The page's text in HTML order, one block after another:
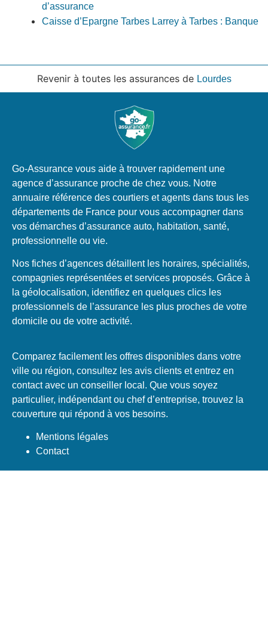
d’assurance
Caisse d’Epargne Tarbes Larrey à Tarbes : Banque
Revenir à toutes les assurances de Lourdes
Go-Assurance vous aide à trouver rapidement une
agence d’assurance proche de chez vous. Notre
annuaire référence des courtiers et agents dans tous les
départements de France pour vous accompagner dans
vos démarches d’assurance auto, habitation, santé,
professionnelle ou vie.
Nos fiches d’agences détaillent les horaires, spécialités,
compagnies représentées et services proposés. Grâce à
la géolocalisation, identifiez en quelques clics les
professionnels de l’assurance les plus proches de votre
domicile ou de votre activité.
Comparez facilement les offres disponibles dans votre
ville ou région, consultez les avis clients et entrez en
contact avec un conseiller local. Que vous soyez
particulier, indépendant ou chef d’entreprise, trouvez la
couverture qui répond à vos besoins.
Mentions légales
Contact